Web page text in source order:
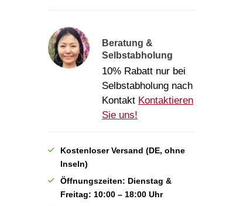
Beratung &
Selbstabholung
10% Rabatt nur bei
Selbstabholung nach
Kontakt Kontaktieren
Sie uns!
Kostenloser Versand (DE, ohne
Inseln)
Öffnungszeiten: Dienstag &
Freitag: 10:00 – 18:00 Uhr